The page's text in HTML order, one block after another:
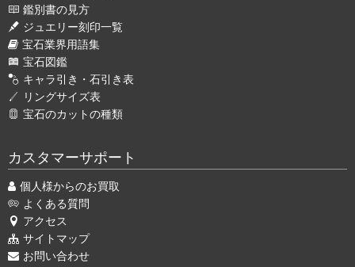
鑑別書の見方
ジュエリー刻印一覧
宝石業界用語集
宝石図鑑
キャラ引き・石引き表
リングサイズ表
宝石のカットの種類
カスタマーサポート
個人様からのお買取
よくある質問
アクセス
サイトマップ
お問い合わせ